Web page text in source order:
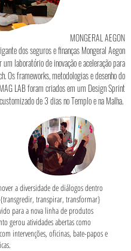
a diversidade de diálogos dentro
transpirar, transformar}
para a nova linha de produtos
gerou atividades abertas como
intervenções, oficinas, bate-papos e
MONGERAL AEGON
dos seguros e finanças Mongeral Aegon
laboratório de inovação e aceleração para
Os frameworks, metodologias e desenho do
LAB foram criados em um Design Sprint
customizado de 3 dias no Templo e na Malha.